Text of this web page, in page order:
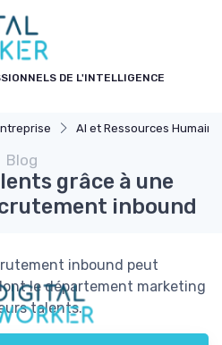
DE L'INTELLIGENCE
AI et Ressources
Blog
grâce à une
inbound
inbound peut
le département marketing
talents.